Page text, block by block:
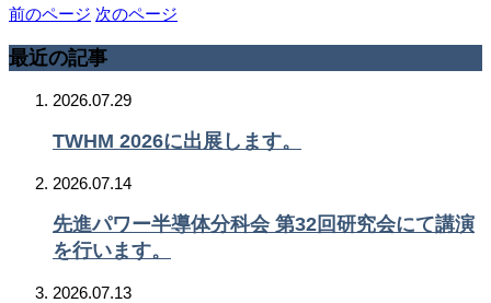
前のページ 次のページ
最近の記事
2026.07.29
TWHM 2026に出展します。
2026.07.14
先進パワー半導体分科会 第32回研究会にて講演
を行います。
2026.07.13